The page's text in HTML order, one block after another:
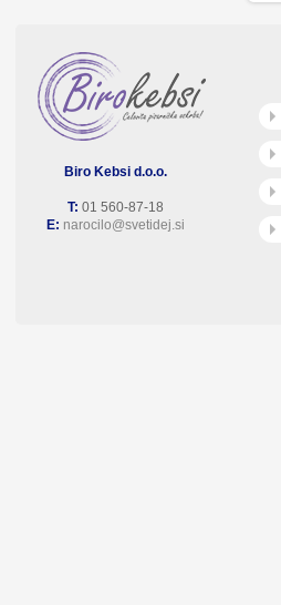
Biro Kebsi d.o.o.
T: 01 560-87-18
E: narocilo@svetidej.si